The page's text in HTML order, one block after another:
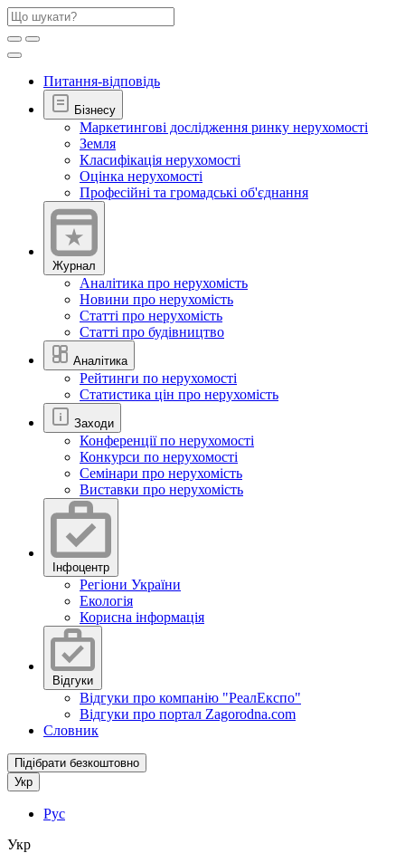
Питання-відповідь
Бізнесу
Маркетингові дослідження ринку нерухомості
Земля
Класифікація нерухомості
Оцінка нерухомості
Професійні та громадські об'єднання
Журнал
Аналітика про нерухомість
Новини про нерухомість
Статті про нерухомість
Статті про будівництво
Аналітика
Рейтинги по нерухомості
Статистика цін про нерухомість
Заходи
Конференції по нерухомості
Конкурси по нерухомості
Семінари про нерухомість
Виставки про нерухомість
Інфоцентр
Регіони України
Екологія
Корисна інформація
Відгуки
Відгуки про компанію "РеалЕкспо"
Відгуки про портал Zagorodna.com
Словник
Підібрати безкоштовно
Укр
Рус
Укр